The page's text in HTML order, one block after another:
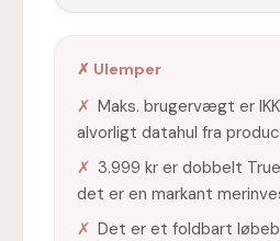
✗ Ulemper
✗ Maks. brugervægt er
alvorligt datahul fra
✗ 3.999 kr er dobbelt
det er en markant
✗ Det er et foldbart